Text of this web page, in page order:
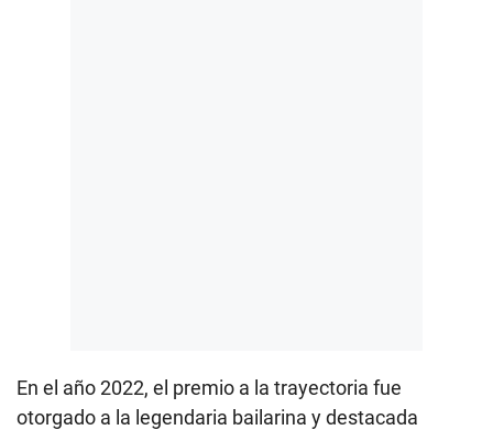
En el año 2022, el premio a la trayectoria fue
otorgado a la legendaria bailarina y destacada